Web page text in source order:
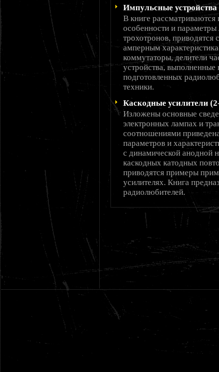
Импульсные устройства
В книге рассматриваются
особенности и
трохотронов, приводятся
амперным
коммутаторы, делители
устройства, выполненные
подготовленных
техники.
Каскодные усилители
Изложены основные
электронных лампах и
соотношениями
параметров и
с динамической анодной
каскодных катодных
приводятся примеры
усилителях. Книга
радиолюбителей.